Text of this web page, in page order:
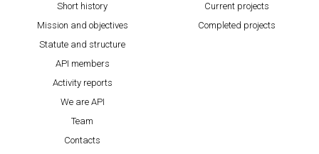
Short history
Mission and objectives
Statute and structure
API members
Activity reports
We are API
Team
Contacts
Current projects
Completed projects